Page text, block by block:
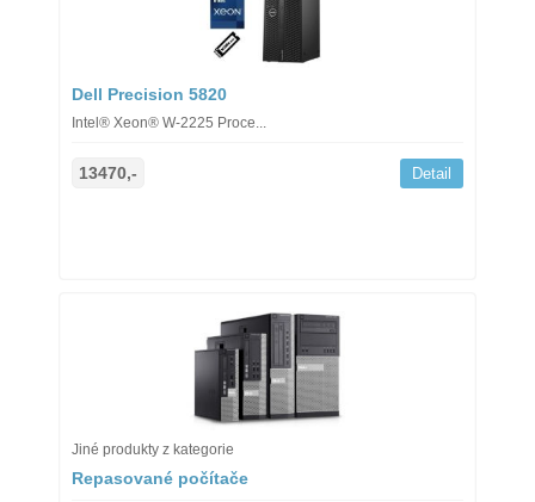
Dell Precision 5820
Intel® Xeon® W-2225 Proce...
13470,- Detail
Jiné produkty z kategorie
Repasované počítače